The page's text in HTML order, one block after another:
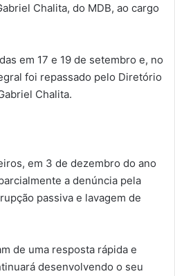
Chalita, do MDB, ao cargo
em 17 e 19 de setembro e, no
foi repassado pelo Diretório
Chalita.
em 3 de dezembro do ano
a denúncia pela
passiva e lavagem de
de uma resposta rápida e
desenvolvendo o seu